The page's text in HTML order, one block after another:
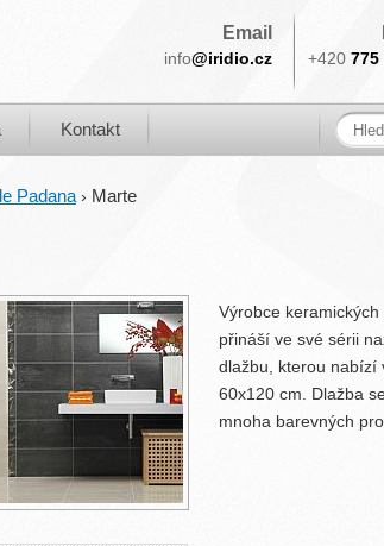
Email
info@iridio.cz +420 775
Kontakt
Padana › Marte
Výrobce
přináší ve své sérii
dlažbu, kterou nabízí
60x120 cm. Dlažba
mnoha barevných